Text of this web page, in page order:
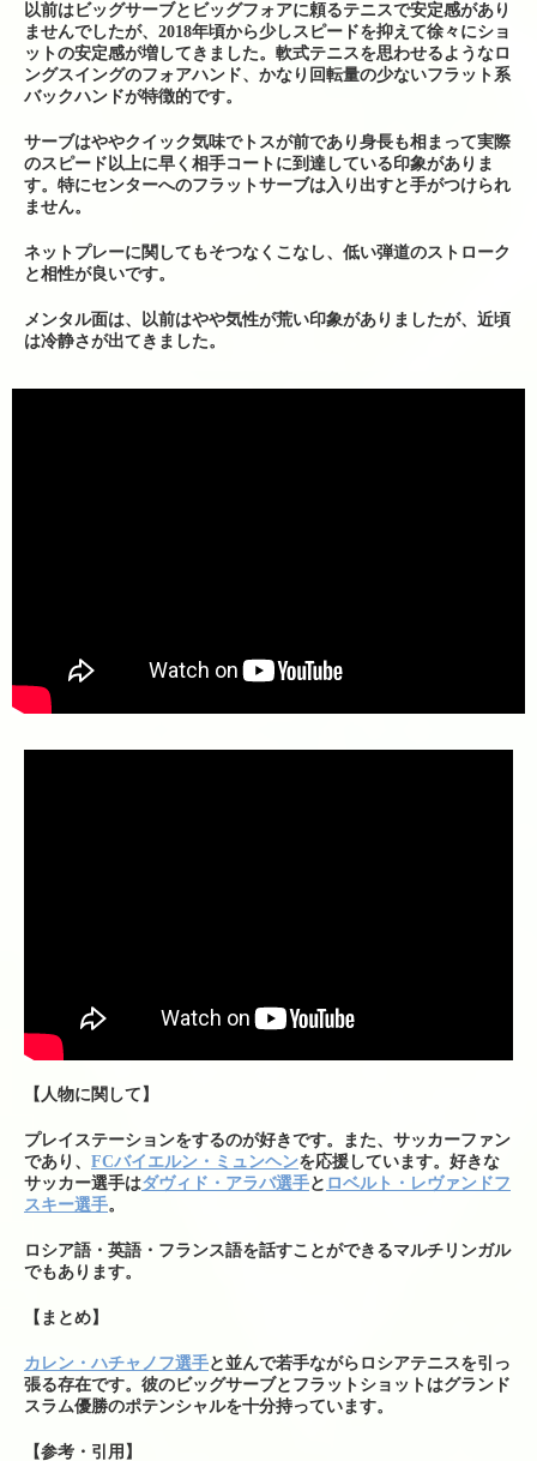
以前はビッグサーブとビッグフォアに頼るテニスで安定感があり
ませんでしたが、2018年頃から少しスピードを抑えて徐々にショ
ットの安定感が増してきました。軟式テニスを思わせるようなロ
ングスイングのフォアハンド、かなり回転量の少ないフラット系
バックハンドが特徴的です。
サーブはややクイック気味でトスが前であり身長も相まって実際
のスピード以上に早く相手コートに到達している印象がありま
す。特にセンターへのフラットサーブは入り出すと手がつけられ
ません。
ネットプレーに関してもそつなくこなし、低い弾道のストローク
と相性が良いです。
メンタル面は、以前はやや気性が荒い印象がありましたが、近頃
は冷静さが出てきました。
【人物に関して】
プレイステーションをするのが好きです。また、サッカーファン
であり、 FCバイエルン・ミュンヘンを応援しています。好きな
サッカー選手はダヴィド・アラバ選手と ロベルト・レヴァンドフ
スキー選手。
ロシア語・英語・フランス語を話すことができるマルチリンガル
でもあります。
【まとめ】
カレン・ハチャノフ選手と並んで若手ながらロシアテニスを引っ
張る存在です。彼のビッグサーブとフラットショットはグランド
スラム優勝のポテンシャルを十分持っています。
【参考・引用】